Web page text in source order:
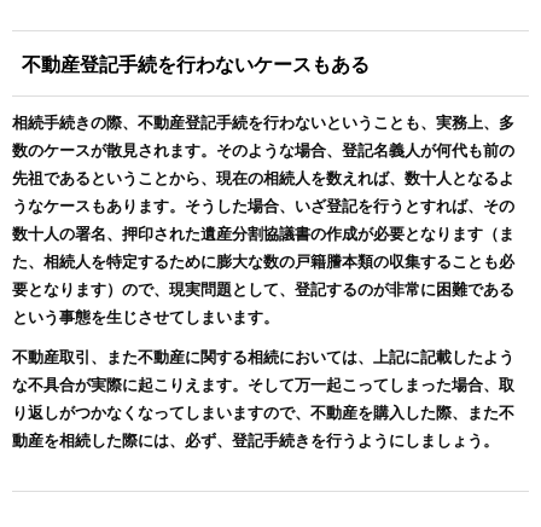
不動産登記手続を行わないケースもある
相続手続きの際、不動産登記手続を行わないということも、実務上、多
数のケースが散見されます。そのような場合、登記名義人が何代も前の
先祖であるということから、現在の相続人を数えれば、数十人となるよ
うなケースもあります。そうした場合、いざ登記を行うとすれば、その
数十人の署名、押印された遺産分割協議書の作成が必要となります（ま
た、相続人を特定するために膨大な数の戸籍謄本類の収集することも必
要となります）ので、現実問題として、登記するのが非常に困難である
という事態を生じさせてしまいます。
不動産取引、また不動産に関する相続においては、上記に記載したよう
な不具合が実際に起こりえます。そして万一起こってしまった場合、取
り返しがつかなくなってしまいますので、不動産を購入した際、また不
動産を相続した際には、必ず、登記手続きを行うようにしましょう。